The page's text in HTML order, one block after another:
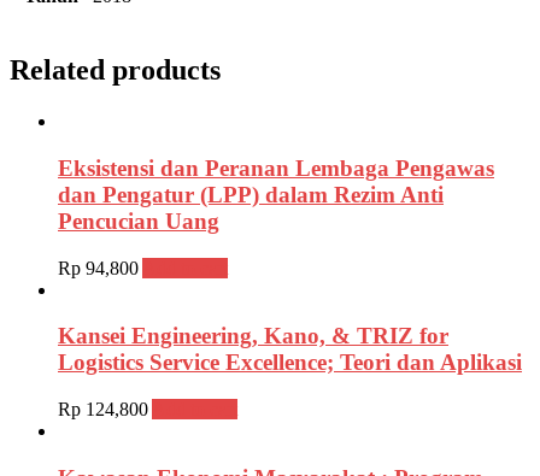
Related products
Eksistensi dan Peranan Lembaga Pengawas
dan Pengatur (LPP) dalam Rezim Anti
Pencucian Uang
Rp 94,800
Kansei Engineering, Kano, & TRIZ for
Logistics Service Excellence; Teori dan Aplikasi
Rp 124,800